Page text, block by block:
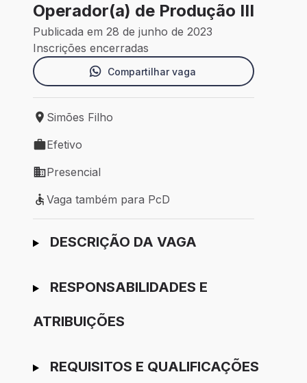
Operador(a) de Produção III
Publicada em 28 de junho de 2023
Inscrições encerradas
Compartilhar vaga
Local de trabalho: Simões Filho
Simões Filho
Tipo de vaga: Efetivo
Efetivo
Modelo de trabalho: Presencial
Presencial
Vaga também para PcD
Vaga também para PcD
Ir para candidatura
DESCRIÇÃO DA VAGA
RESPONSABILIDADES E
ATRIBUIÇÕES
REQUISITOS E QUALIFICAÇÕES